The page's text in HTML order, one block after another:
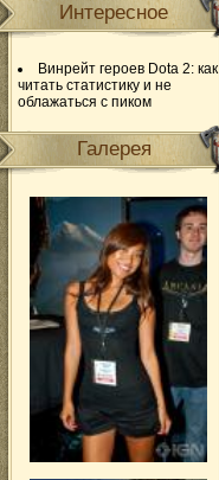
Интересное
Винрейт героев Dota 2: как
читать статистику и не
облажаться с пиком
Галерея